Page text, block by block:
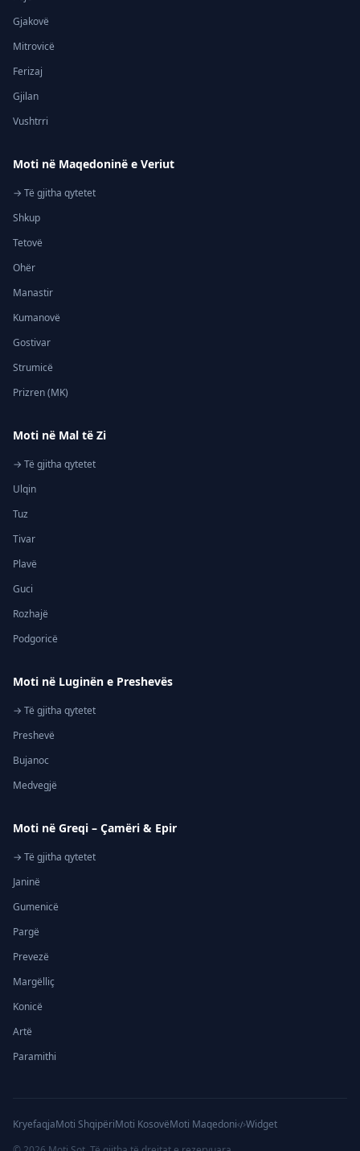
Gjakovë
Mitrovicë
Ferizaj
Gjilan
Vushtrri
Moti në Maqedoninë e Veriut
→ Të gjitha qytetet
Shkup
Tetovë
Ohër
Manastir
Kumanovë
Gostivar
Strumicë
Prizren (MK)
Moti në Mal të Zi
→ Të gjitha qytetet
Ulqin
Tuz
Tivar
Plavë
Guci
Rozhajë
Podgoricë
Moti në Luginën e Preshevës
→ Të gjitha qytetet
Preshevë
Bujanoc
Medvegjë
Moti në Greqi – Çamëri & Epir
→ Të gjitha qytetet
Janinë
Gumenicë
Pargë
Prevezë
Margëlliç
Konicë
Artë
Paramithi
KryefaqjaMoti ShqipëriMoti KosovëMoti Maqedoni
Widget